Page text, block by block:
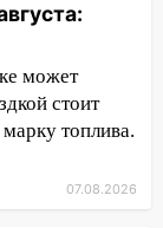
два
Рылееву
может
стоит
топлива.
07.08.2026